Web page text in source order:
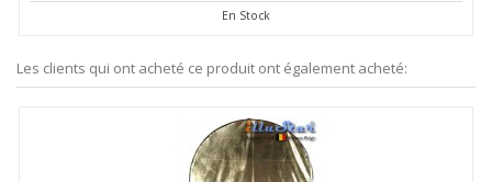
En Stock
Les clients qui ont acheté ce produit ont également acheté: